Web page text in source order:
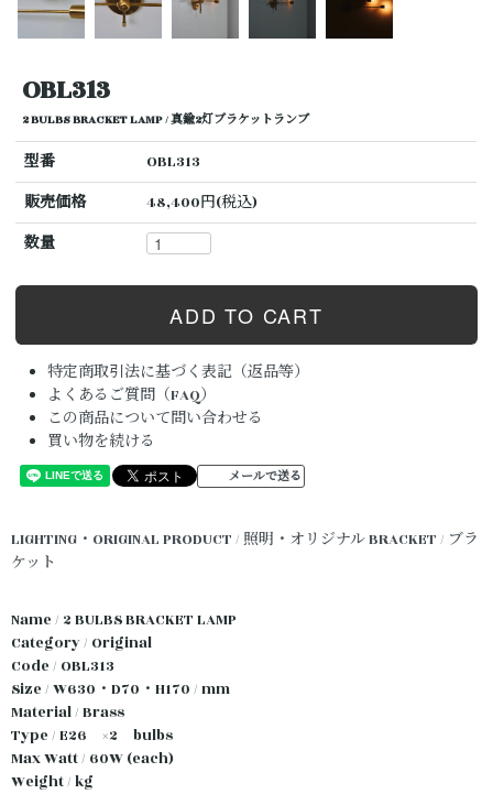
OBL313
2 BULBS BRACKET LAMP / 真鍮2灯ブラケットランプ
型番
OBL313
販売価格
48,400円(税込)
数量
特定商取引法に基づく表記（返品等）
よくあるご質問（FAQ）
この商品について問い合わせる
買い物を続ける
メールで送る
LIGHTING・ORIGINAL PRODUCT / 照明・オリジナルBRACKET / ブラ
ケット
Name / 2 BULBS BRACKET LAMP
Category / Original
Code / OBL313
Size / W630・D70・H170 / mm
Material / Brass
Type / E26 ×2 bulbs
Max Watt / 60W (each)
Weight / kg